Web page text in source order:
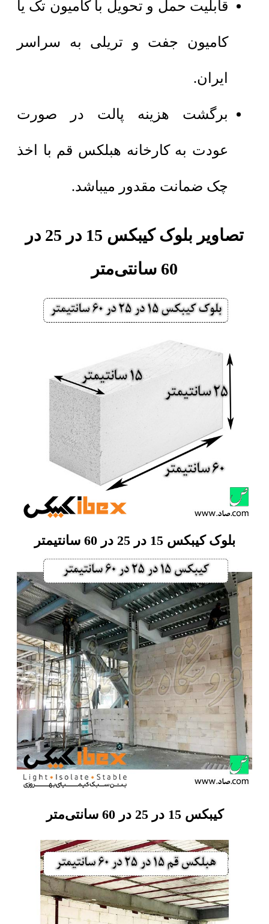
قابلیت حمل و تحویل با کامیون تک یا
کامیون جفت و تریلی به سراسر
ایران.
برگشت هزینه پالت در صورت
عودت به کارخانه هبلکس قم با اخذ
چک ضمانت مقدور میباشد.
تصاویر بلوک کیبکس 15 در 25 در
60 سانتی‌متر
بلوک کیبکس 15 در 25 در 60 سانتیمتر
کیبکس 15 در 25 در 60 سانتی‌متر